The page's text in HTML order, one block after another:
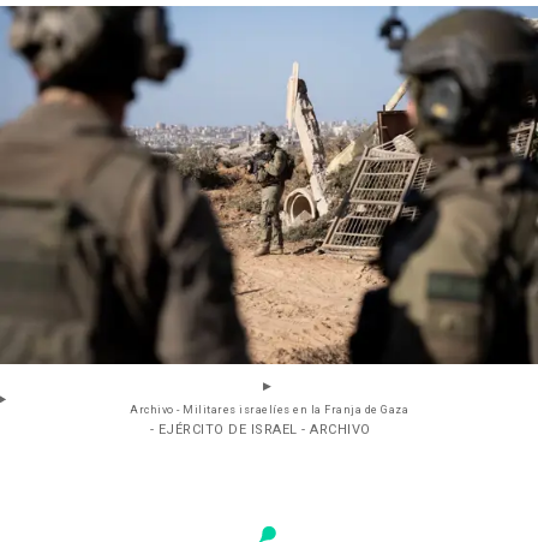
Archivo - Militares israelíes en la Franja de Gaza
- EJÉRCITO DE ISRAEL - ARCHIVO